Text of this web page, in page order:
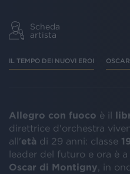
Scheda
artista
IL TEMPO DEI NUOVI EROI
Allegro con fuoco è il
direttrice d'orchestra
all'età di 29 anni: classe
leader del futuro e ora è a
Oscar di Montigny , in